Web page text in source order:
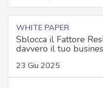
WHITE PAPER
Sblocca il Fattore
davvero il tuo
23 Giu 2025